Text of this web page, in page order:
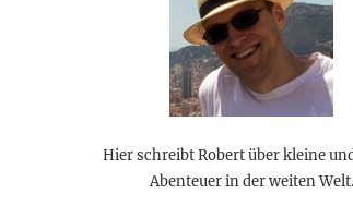
Hier schreibt Robert über kleine
Abenteuer in der weiten Welt.